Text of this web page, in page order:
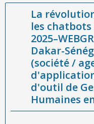
La révolution silencieuse
les RH en
meilleure entreprise
d'applications web et
Ressources Humaines en
La
les
Dakar-
(société /
d'outil de
Humaines